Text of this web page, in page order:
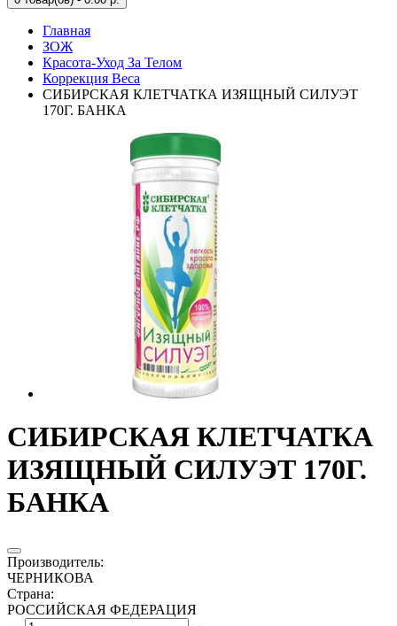
Главная
ЗОЖ
Красота-Уход За Телом
Коррекция Веса
СИБИРСКАЯ КЛЕТЧАТКА ИЗЯЩНЫЙ СИЛУЭТ
170Г. БАНКА
СИБИРСКАЯ КЛЕТЧАТКА
ИЗЯЩНЫЙ СИЛУЭТ 170Г.
БАНКА
Производитель:
ЧЕРНИКОВА
Страна:
РОССИЙСКАЯ ФЕДЕРАЦИЯ